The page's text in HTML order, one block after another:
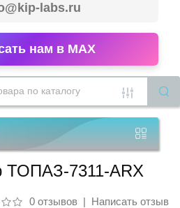
labs.ru
нам в MAX
ТОПАЗ-7311-ARX
0 отзывов| Написать отзыв